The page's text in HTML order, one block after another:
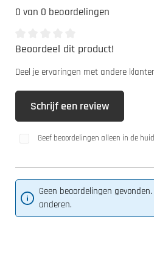
0 van 0 beoordelingen
Gemiddelde waardering van 0 van 5
Beoordeel dit product!
Deel je ervaringen met andere
Schrijf een review
Geef beoordelingen alleen in de
Geen beoordelingen
anderen.